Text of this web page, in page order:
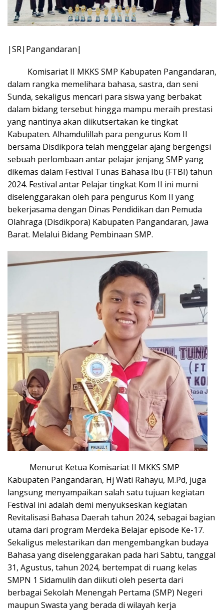
|SR|Pangandaran|
Komisariat II MKKS SMP Kabupaten Pangandaran,
dalam rangka memelihara bahasa, sastra, dan seni
Sunda, sekaligus mencari para siswa yang berbakat
dalam bidang tersebut hingga mampu meraih prestasi
yang nantinya akan diikutsertakan ke tingkat
Kabupaten. Alhamdulillah para pengurus Kom II
bersama Disdikpora telah menggelar ajang bergengsi
sebuah perlombaan antar pelajar jenjang SMP yang
dikemas dalam Festival Tunas Bahasa Ibu (FTBI) tahun
2024. Festival antar Pelajar tingkat Kom II ini murni
diselenggarakan oleh para pengurus Kom II yang
bekerjasama dengan Dinas Pendidikan dan Pemuda
Olahraga (Disdikpora) Kabupaten Pangandaran, Jawa
Barat. Melalui Bidang Pembinaan SMP.
Menurut Ketua Komisariat II MKKS SMP
Kabupaten Pangandaran, Hj Wati Rahayu, M.Pd, juga
langsung menyampaikan salah satu tujuan kegiatan
Festival ini adalah demi menyukseskan kegiatan
Revitalisasi Bahasa Daerah tahun 2024, sebagai bagian
utama dari program Merdeka Belajar episode Ke-17.
Sekaligus melestarikan dan mengembangkan budaya
Bahasa yang diselenggarakan pada hari Sabtu, tanggal
31, Agustus, tahun 2024, bertempat di ruang kelas
SMPN 1 Sidamulih dan diikuti oleh peserta dari
berbagai Sekolah Menengah Pertama (SMP) Negeri
maupun Swasta yang berada di wilayah kerja